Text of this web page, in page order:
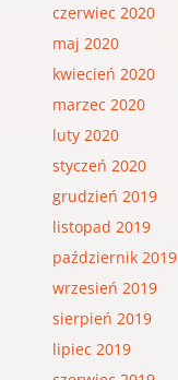
czerwiec 2020
maj 2020
kwiecień 2020
marzec 2020
luty 2020
styczeń 2020
grudzień 2019
listopad 2019
październik 2019
wrzesień 2019
sierpień 2019
lipiec 2019